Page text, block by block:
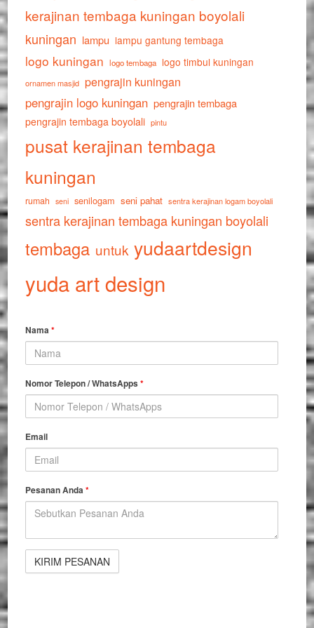
kerajinan tembaga kuningan boyolali
kuningan lampu lampu gantung tembaga
logo kuningan logo tembaga logo timbul kuningan
ornamen masjid pengrajin kuningan
pengrajin logo kuningan pengrajin tembaga
pengrajin tembaga boyolali pintu
pusat kerajinan tembaga
kuningan
rumah seni senilogam seni pahat sentra kerajinan logam boyolali
sentra kerajinan tembaga kuningan boyolali
tembaga untuk yudaartdesign
yuda art design
Nama*
Nomor Telepon / WhatsApps*
Email
Pesanan Anda*